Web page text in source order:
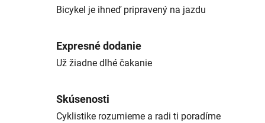
Bicykel je ihneď pripravený na jazdu
Expresné dodanie
Už žiadne dlhé čakanie
Skúsenosti
Cyklistike rozumieme a radi ti poradíme